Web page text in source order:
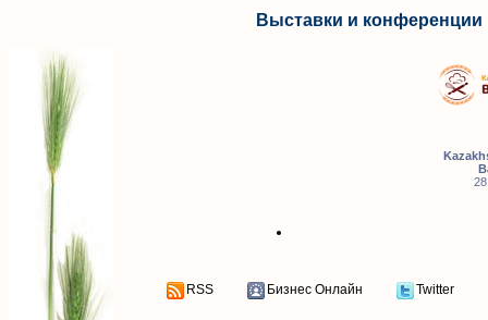
Выставки и конференции
RSS Бизнес Онлайн Twitter